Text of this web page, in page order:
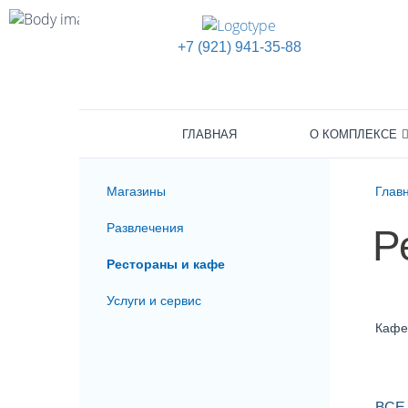
+7 (921) 941-35-88
ГЛАВНАЯ О КОМПЛЕКСЕ
Магазины
Развлечения
Рестораны и кафе
Услуги и сервис
Кафе